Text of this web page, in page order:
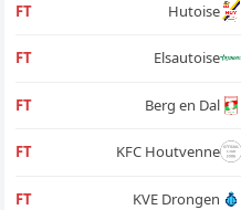
FT Hutoise
FT Elsautoise
FT Berg en Dal
FT KFC Houtvenne
FT KVE Drongen